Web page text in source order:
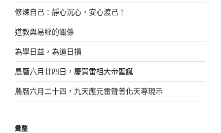
修煉自己：靜心沉心，安心渡己！
道教與易經的關係
為學日益，為道日損
農曆六月廿四日，慶賀雷祖大帝聖誕
農曆六月二十四，九天應元雷聲普化天尊現示
彙整